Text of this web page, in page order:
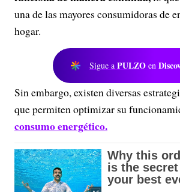
una de las mayores consumidoras de
hogar.
Sigue a PULZO en
Sin embargo, existen diversas
que permiten optimizar su
consumo energético.